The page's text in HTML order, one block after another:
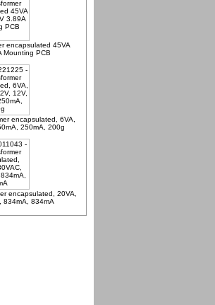
encapsulated 45VA
Mounting PCB
encapsulated, 6VA,
250mA, 200g
encapsulated, 20VA,
834mA, 834mA